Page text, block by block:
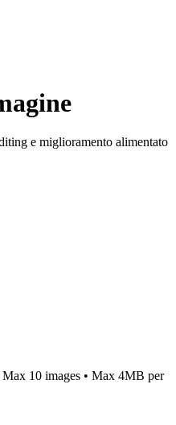
e miglioramento alimentato
Max 10 images • Max 4MB per